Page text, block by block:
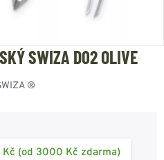
SWIZA D02 OLIVE
®
(od 3000 Kč zdarma)